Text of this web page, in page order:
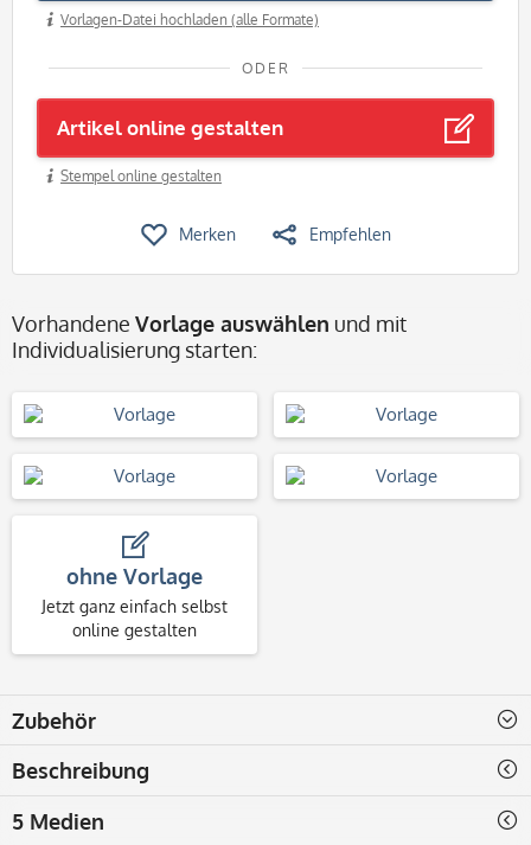
Vorlagen-Datei hochladen (alle Formate)
ODER
Artikel online gestalten
Stempel online gestalten
Merken Empfehlen
Vorhandene Vorlage auswählen und mit
Individualisierung starten:
ohne Vorlage
Jetzt ganz einfach selbst
online gestalten
Zubehör
Beschreibung
5 Medien